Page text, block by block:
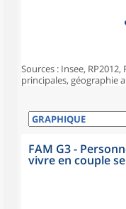
Sources : Insee,
principales, géographie
FAM G3 -
vivre en couple